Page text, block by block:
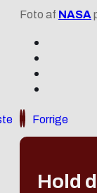
Foto af NASA
Forrige
Hold